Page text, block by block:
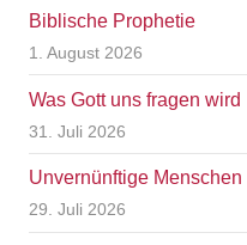
Biblische Prophetie
1. August 2026
Was Gott uns fragen wird
31. Juli 2026
Unvernünftige Menschen
29. Juli 2026